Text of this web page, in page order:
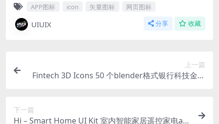
APP图标 icon 矢量图标 网页图标
UIUIX 分享 收藏
上一篇
Fintech 3D Icons 50 个blender格式银行科技金融
下一篇
Hi – Smart Home UI Kit 室内智能家居遥控家电ap